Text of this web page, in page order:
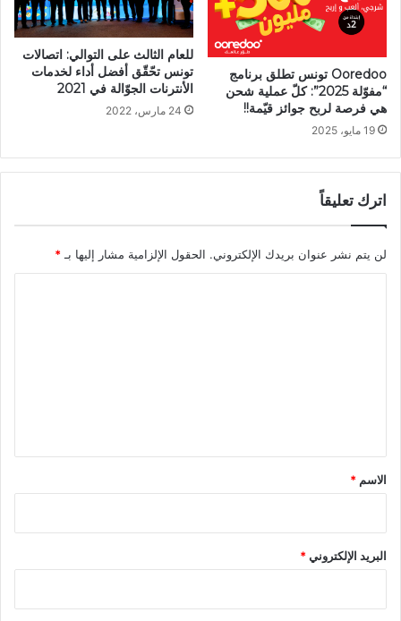
Ooredoo تونس تطلق برنامج
“مفوّلة 2025”: كلّ عملية شحن
هي فرصة لربح جوائز قيّمة!!
19 مايو، 2025
للعام الثالث على التوالي: اتصالات
تونس تحّقّق أفضل أداء لخدمات
الأنترنات الجوّالة في 2021
24 مارس، 2022
اترك تعليقاً
لن يتم نشر عنوان بريدك الإلكتروني. الحقول الإلزامية مشار إليها بـ *
*
الاسم *
البريد الإلكتروني*